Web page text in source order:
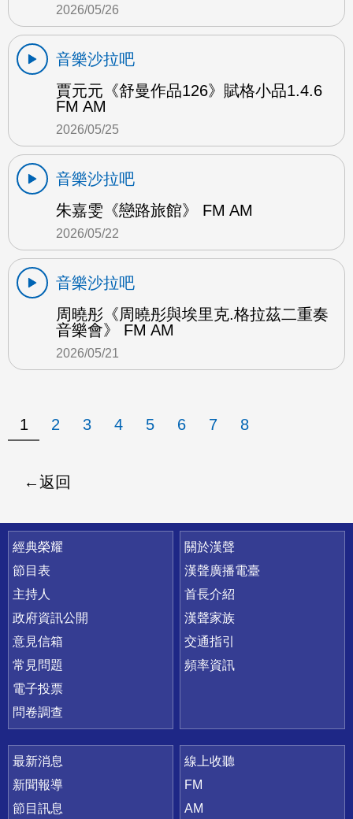
2026/05/26
音樂沙拉吧
賈元元《舒曼作品126》賦格小品1.4.6
FM AM
2026/05/25
音樂沙拉吧
朱嘉雯《戀路旅館》 FM AM
2026/05/22
音樂沙拉吧
周曉彤《周曉彤與埃里克.格拉茲二重奏
音樂會》 FM AM
2026/05/21
1 2 3 4 5 6 7 8
返回
快速連結
經典榮耀
節目表
主持人
政府資訊公開
意見信箱
常見問題
電子投票
問卷調查
關於漢聲
漢聲廣播電臺
首長介紹
漢聲家族
交通指引
頻率資訊
最新消息
新聞報導
節目訊息
線上收聽
FM
AM